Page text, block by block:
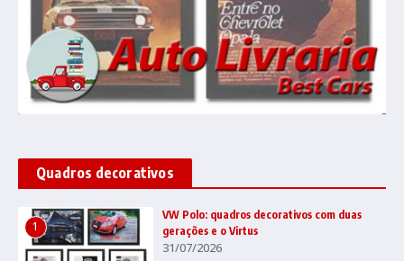
Quadros decorativos
1
VW Polo: quadros decorativos com duas
gerações e o Virtus
31/07/2026